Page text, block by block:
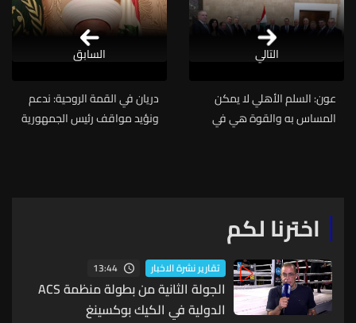
التالي
عون: السلم الأهلي لا يمكن
المساس به والقوة هي في
دريان في القمة الروحية: ندعم
ونؤيد مواقف رئيس الجمهورية
السابق
اخترنا لكم
تقارير نشرة الاخبار 13:44
الجولة الثانية من بطولة منظمة ACS
الدولية في الكيك بوكسينغ